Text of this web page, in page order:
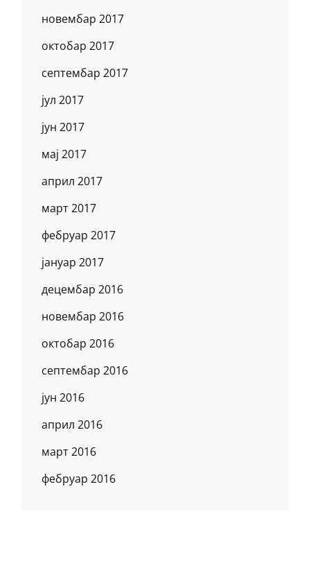
новембар 2017
октобар 2017
септембар 2017
јул 2017
јун 2017
мај 2017
април 2017
март 2017
фебруар 2017
јануар 2017
децембар 2016
новембар 2016
октобар 2016
септембар 2016
јун 2016
април 2016
март 2016
фебруар 2016